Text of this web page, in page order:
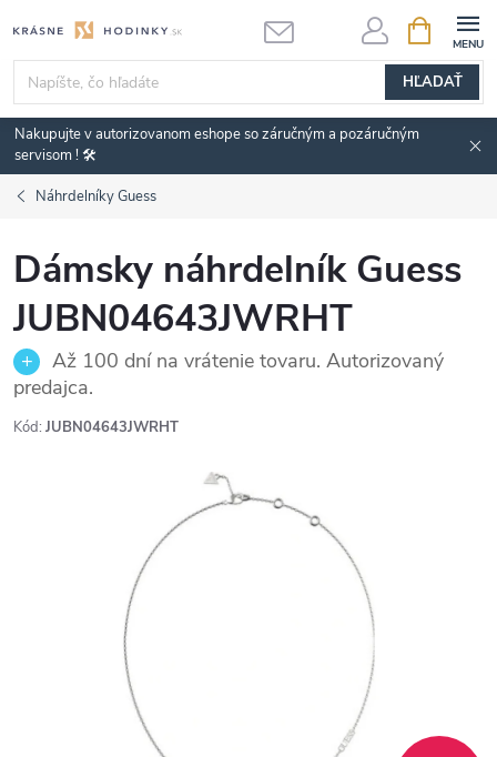
na
obsah
HĽADAŤ
KOŠÍK
Nakupujte v autorizovanom eshope so záručným a pozáručným
servisom ! 🛠️
Náhrdelníky Guess
Dámsky náhrdelník Guess
JUBN04643JWRHT
Až 100 dní na vrátenie tovaru. Autorizovaný
predajca.
Kód: JUBN04643JWRHT